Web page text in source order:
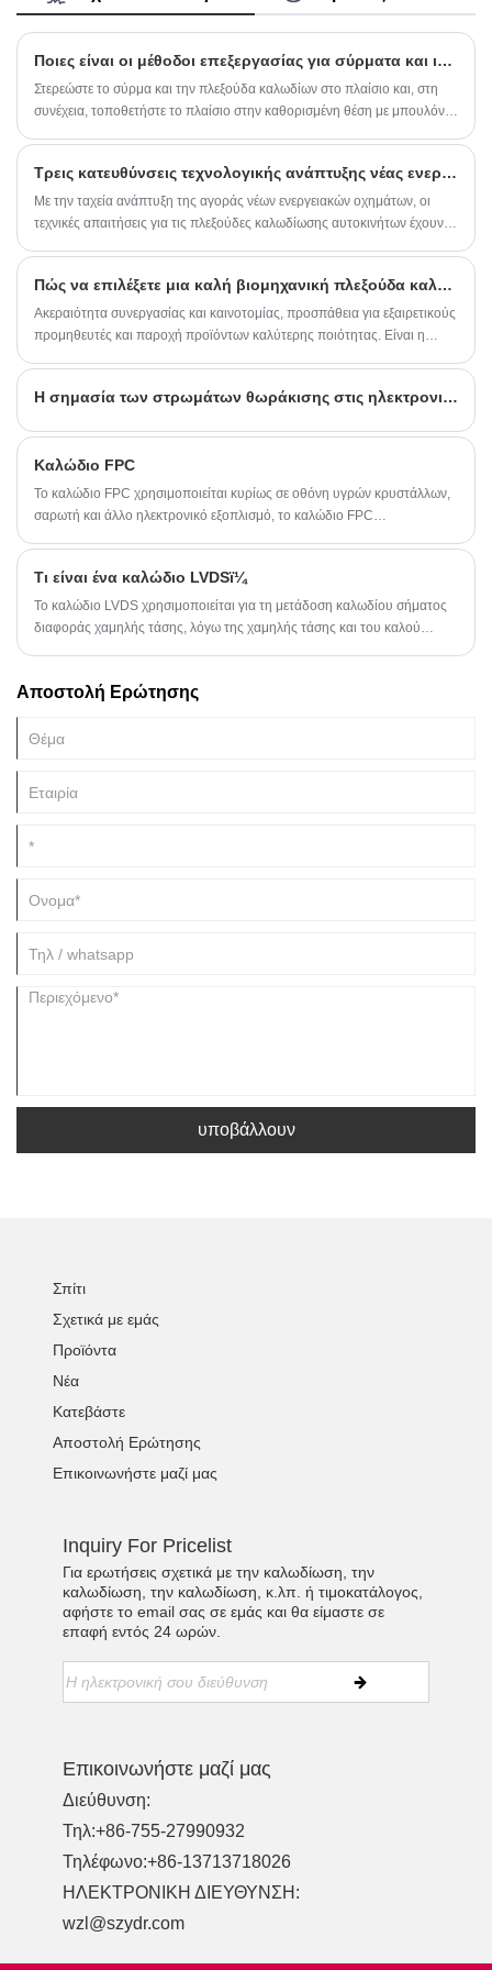
Ποιες είναι οι μέθοδοι επεξεργασίας για σύρματα και ιμάντες;
Στερεώστε το σύρμα και την πλεξούδα καλωδίων στο πλαίσιο και, στη
συνέχεια, τοποθετήστε το πλαίσιο στην καθορισμένη θέση με μπουλόνια
Τρεις κατευθύνσεις τεχνολογικής ανάπτυξης νέας ενεργειακής πλεξούδας οχημάτων
Με την ταχεία ανάπτυξη της αγοράς νέων ενεργειακών οχημάτων, οι
τεχνικές απαιτήσεις για τις πλεξούδες καλωδίωσης αυτοκινήτων έχουν
Πώς να επιλέξετε μια καλή βιομηχανική πλεξούδα καλωδίων
Ακεραιότητα συνεργασίας και καινοτομίας, προσπάθεια για εξαιρετικούς
προμηθευτές και παροχή προϊόντων καλύτερης ποιότητας. Είναι η
τιμέςï¼Βιομηχανική ζώνη καλωδίων Κίνας)
Η σημασία των στρωμάτων θωράκισης στις ηλεκτρονικές καλωδιώσεις
Καλώδιο FPC
Το καλώδιο FPC χρησιμοποιείται κυρίως σε οθόνη υγρών κρυστάλλων,
σαρωτή και άλλο ηλεκτρονικό εξοπλισμό, το καλώδιο FPC
συμπεριλαμβανομένου κινητού εξοπλισμού.
Τι είναι ένα καλώδιο LVDSï¼
Το καλώδιο LVDS χρησιμοποιείται για τη μετάδοση καλωδίου σήματος
διαφοράς χαμηλής τάσης, λόγω της χαμηλής τάσης και του καλού
LCD, τηλεόραση LCD, φορητό υπολογιστή.
Αποστολή Ερώτησης
υποβάλλουν
Σπίτι
Σχετικά με εμάς
Προϊόντα
Νέα
Κατεβάστε
Αποστολή Ερώτησης
Επικοινωνήστε μαζί μας
Inquiry For Pricelist
Για ερωτήσεις σχετικά με την καλωδίωση, την
καλωδίωση, την καλωδίωση, κ.λπ. ή τιμοκατάλογος,
αφήστε το email σας σε εμάς και θα είμαστε σε
επαφή εντός 24 ωρών.
Επικοινωνήστε μαζί μας
Διεύθυνση:
Τηλ:+86-755-27990932
Τηλέφωνο:+86-13713718026
ΗΛΕΚΤΡΟΝΙΚΗ ΔΙΕΥΘΥΝΣΗ:
wzl@szydr.com